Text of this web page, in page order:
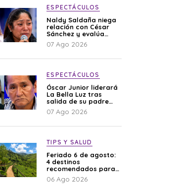
ESPECTÁCULOS
Naldy Saldaña niega
relación con César
Sánchez y evalúa
denunciar a su
esposa: “Es una
07 Ago 2026
ESPECTÁCULOS
Óscar Junior liderará
La Bella Luz tras
salida de su padre
por polémica con
Naldy Saldaña
07 Ago 2026
TIPS Y SALUD
Feriado 6 de agosto:
4 destinos
recomendados para
disfrutar el descanso
06 Ago 2026